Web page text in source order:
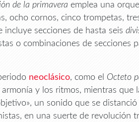
de la primavera emplea una
ocho cornos, cinco trompetas,
incluye secciones de hasta seis
o combinaciones de secciones
neoclásico, como el Octeto
y los ritmos, mientras que
un sonido que se
en una suerte de revolución